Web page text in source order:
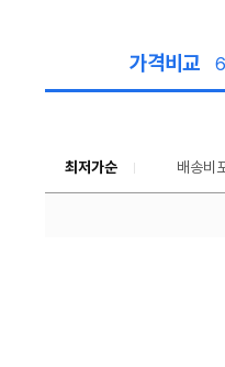
가격비교
최저가순 배송비